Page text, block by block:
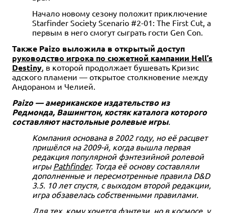
Начало новому сезону положит приключение
Starfinder Society Scenario #2-01: The First Cut, а
первым в него смогут сыграть гости Gen Con.
Также Paizo выложила в открытый доступ
руководство игрока по сюжетной кампании Hell’s
Destiny , в которой продолжает бушевать Кризис
адского пламени — открытое столкновение между
Андораном и Челией.
Paizo — американское издательство из
Редмонда, Вашингтон, костяк каталога которого
составляют настольные ролевые игры.
Компания основана в 2002 году, но её расцвет
пришёлся на 2009-й, когда вышла первая
редакция популярной фэнтезийной ролевой
игры Pathfinder. Тогда её основу составляли
дополненные и пересмотренные правила D&D
3.5. 10 лет спустя, с выходом второй редакции,
игра обзавелась собственными правилами.
Для тех, кому хочется фэнтези, но в космосе, у